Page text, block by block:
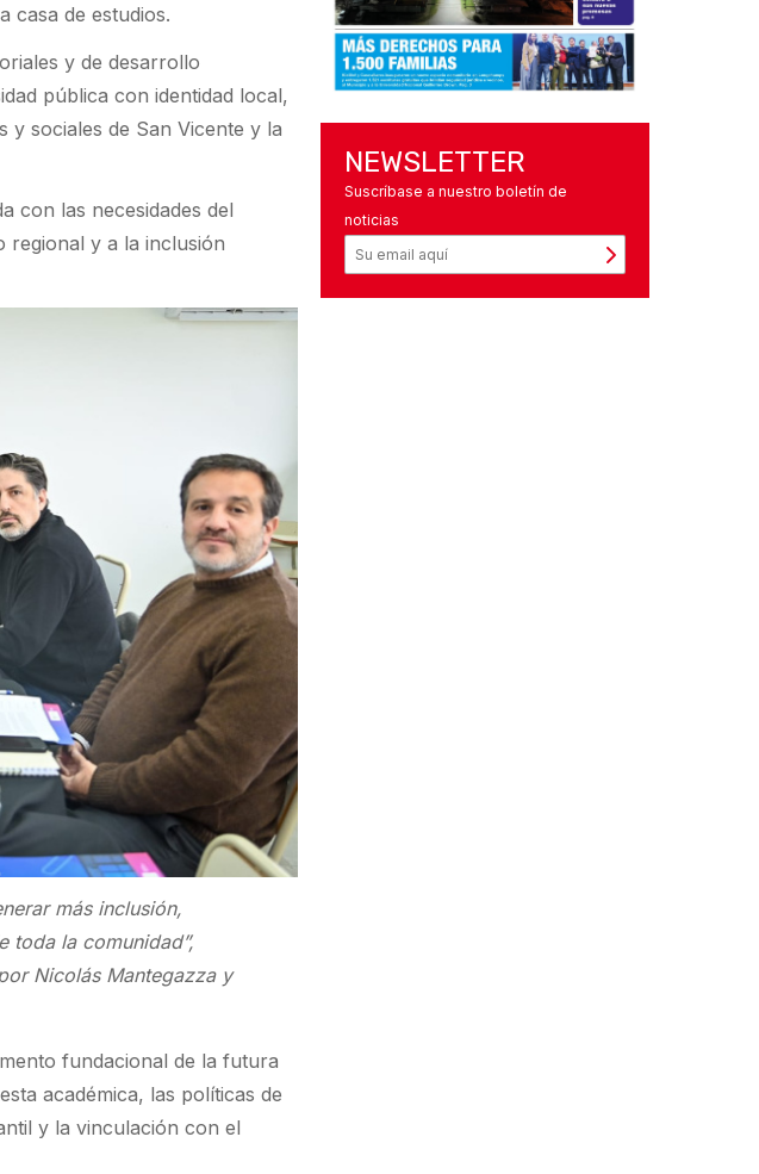
casa de estudios.
y de desarrollo
pública con identidad local,
y sociales de San Vicente y la
con las necesidades del
y a la inclusión
más inclusión,
toda la comunidad”,
Nicolás Mantegazza y
fundacional de la futura
académica, las políticas de
y la vinculación con el
NEWSLETTER
Suscríbase a nuestro boletín de
noticias